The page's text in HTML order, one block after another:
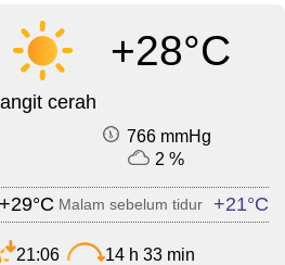
+28°C
cerah
766 mmHg
2 %
+29°C Malam sebelum tidur +21°C
21:06 14 h 33 min